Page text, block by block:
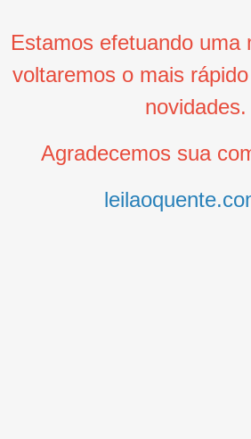
Estamos efetuando uma
voltaremos o mais
novidades.
Agradecemos sua